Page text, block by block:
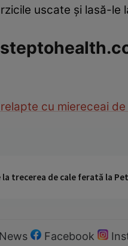
uscate şi lasă-
lapte cu miereceai
trecerea de cale ferată la
Facebook